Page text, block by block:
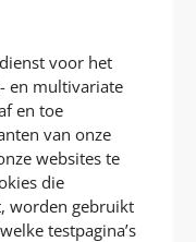
voor het
en multivariate
en toe
van onze
websites te
die
worden gebruikt
testpagina’s